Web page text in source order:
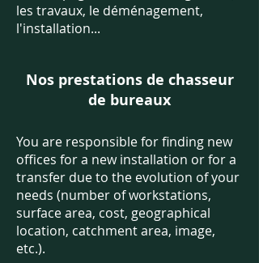
les travaux, le déménagement,
l'installation...
Nos prestations de chasseur
de bureaux
You are responsible for finding new
offices for a new installation or for a
transfer due to the evolution of your
needs (number of workstations,
surface area, cost, geographical
location, catchment area, image,
etc.).